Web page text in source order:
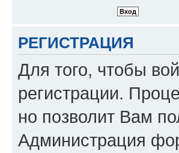
РЕГИСТРАЦИЯ
Для того, чтобы
регистрации.
но позволит Вам
Администрация